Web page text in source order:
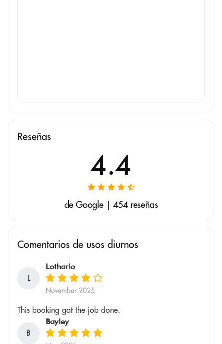
Reseñas
4.4
de Google | 454 reseñas
Comentarios de usos diurnos
L
Lothario
November 2025
This booking got the job done.
B
Bayley